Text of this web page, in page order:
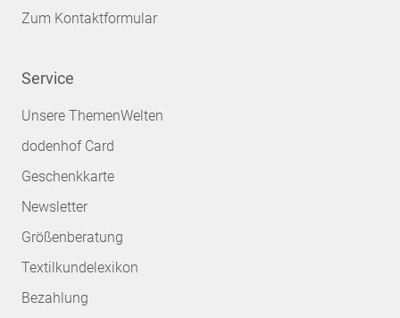
Zum Kontaktformular
Service
Unsere ThemenWelten
dodenhof Card
Geschenkkarte
Newsletter
Größenberatung
Textilkundelexikon
Bezahlung